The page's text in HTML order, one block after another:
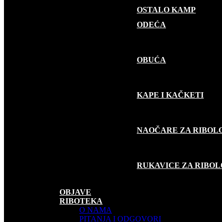
OSTALO KAMP
ODEĆA
OBUĆA
KAPE I KAČKETI
NAOČARE ZA
RUKAVICE ZA
OBJAVE
RIBOTEKA
O NAMA
PITANJA I ODGOVORI